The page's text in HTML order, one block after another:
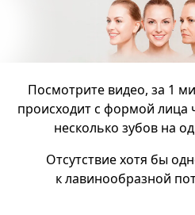
Посмотрите видео, за 1
происходит с формой лица
несколько зубов на
Отсутствие хотя бы
к лавинообразной